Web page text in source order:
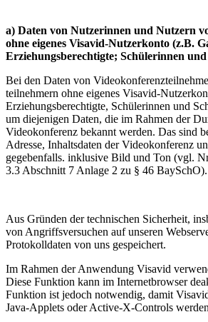
a) Daten von Nutzerinnen und Nutzern
ohne eigenes Visavid-Nutzerkonto (z.B.
Erziehungsberechtigte; Schülerinnen
Bei den Daten von
teilnehmern ohne eigenes Visavid-
Erziehungsberechtigte, Schülerinnen und
um diejenigen Daten, die im Rahmen der
Videokonferenz bekannt werden. Das sind
Adresse, Inhaltsdaten der Videokonferenz
gegebenfalls. inklusive Bild und Ton (vgl.
3.3 Abschnitt 7 Anlage 2 zu § 46 BaySchO).
Aus Gründen der technischen Sicherheit,
von Angriffsversuchen auf unseren
Protokolldaten von uns gespeichert.
Im Rahmen der Anwendung Visavid
Diese Funktion kann im Internetbrowser
Funktion ist jedoch notwendig, damit
Java-Applets oder Active-X-Controls